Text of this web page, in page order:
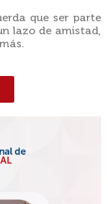
que ser parte
lazo de amistad,